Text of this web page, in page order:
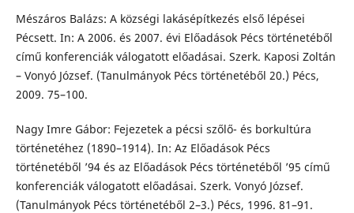
Mészáros Balázs: A községi lakásépítkezés első lépései
Pécsett. In: A 2006. és 2007. évi Előadások Pécs történetéből
című konferenciák válogatott előadásai. Szerk. Kaposi Zoltán
– Vonyó József. (Tanulmányok Pécs történetéből 20.) Pécs,
2009. 75–100.
Nagy Imre Gábor: Fejezetek a pécsi szőlő- és borkultúra
történetéhez (1890–1914). In: Az Előadások Pécs
történetéből ’94 és az Előadások Pécs történetéből ’95 című
konferenciák válogatott előadásai. Szerk. Vonyó József.
(Tanulmányok Pécs történetéből 2–3.) Pécs, 1996. 81–91.